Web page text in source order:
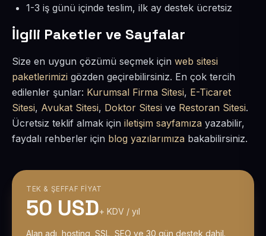
1-3 iş günü içinde teslim, ilk ay destek ücretsiz
İlgili Paketler ve Sayfalar
Size en uygun çözümü seçmek için web sitesi
paketlerimizi gözden geçirebilirsiniz. En çok tercih
edilenler şunlar: Kurumsal Firma Sitesi, E-Ticaret
Sitesi, Avukat Sitesi, Doktor Sitesi ve Restoran Sitesi.
Ücretsiz teklif almak için iletişim sayfamıza yazabilir,
faydalı rehberler için blog yazılarımıza bakabilirsiniz.
TEK & ŞEFFAF FIYAT
50 USD+ KDV / yıl
Alan adı, hosting, SSL, SEO ve 30 gün destek dahil.